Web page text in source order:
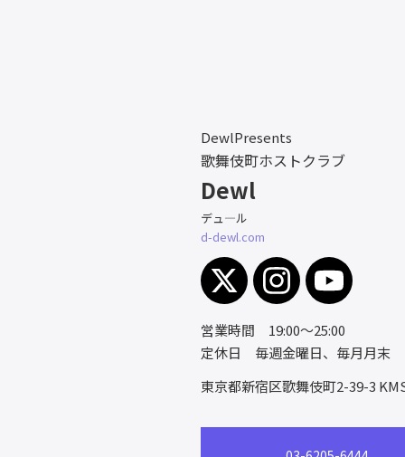
DewlPresents
歌舞伎町ホストクラブ
Dewl
デュ―ル
d-dewl.com
営業時間 19:00～25:00
定休日 毎週金曜日、毎月月末
東京都新宿区歌舞伎町2-39-3